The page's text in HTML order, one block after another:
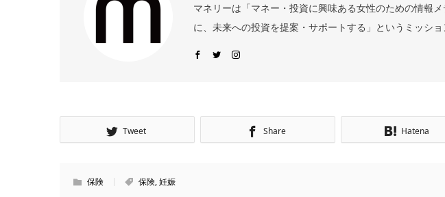
マネリーは「マネー・投資に興味ある女性のための情報
に、未来への投資を提案・サポートする」というミッシ
Tweet Share Hatena
保険 保険,妊娠